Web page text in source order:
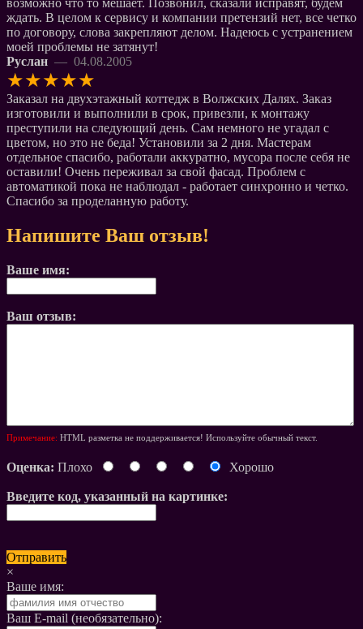
ждать. В целом к сервису и компании претензий нет, все четко
по договору, слова закрепляют делом. Надеюсь с устранением
моей проблемы не затянут!
Руслан — 04.08.2005
★★★★★
Заказал на двухэтажный коттедж в Волжских Далях. Заказ
изготовили и выполнили в срок, привезли, к монтажу
преступили на следующий день. Сам немного не угадал с
цветом, но это не беда! Установили за 2 дня. Мастерам
отдельное спасибо, работали аккуратно, мусора после себя не
оставили! Очень переживал за свой фасад. Проблем с
автоматикой пока не наблюдал - работает синхронно и четко.
Спасибо за проделанную работу.
Напишите Ваш отзыв!
Ваше имя:
Ваш отзыв:
Примечание: HTML разметка не поддерживается! Используйте обычный текст.
Оценка: Плохо Хорошо
Введите код, указанный на картинке:
Отправить
×
Ваше имя:
Ваш E-mail (необязательно):